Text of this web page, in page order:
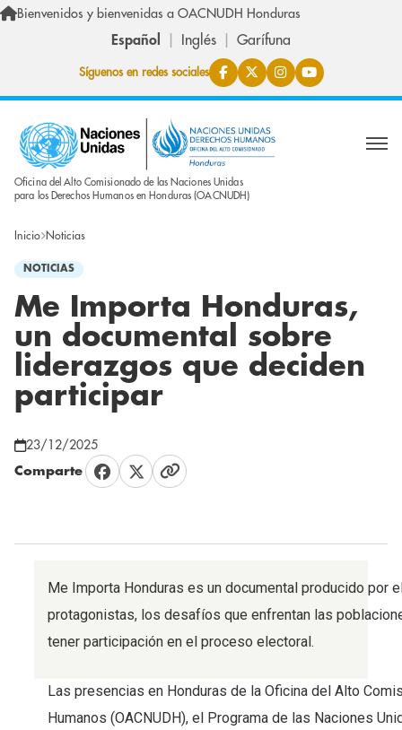
Pasar al contenido principal
Bienvenidos y bienvenidas a OACNUDH Honduras
Español Inglés Garífuna
Síguenos en redes sociales
Oficina del Alto Comisionado de las Naciones Unidas
para los Derechos Humanos en Honduras (OACNUDH)
Inicio Noticias
NOTICIAS
Me Importa Honduras,
un documental sobre
liderazgos que deciden
participar
23/12/2025
Comparte
Me Importa Honduras es un documental producido por
protagonistas, los desafíos que enfrentan las
tener participación en el proceso electoral.
Las presencias en Honduras de la Oficina del Alto
Humanos (OACNUDH), el Programa de las Naciones